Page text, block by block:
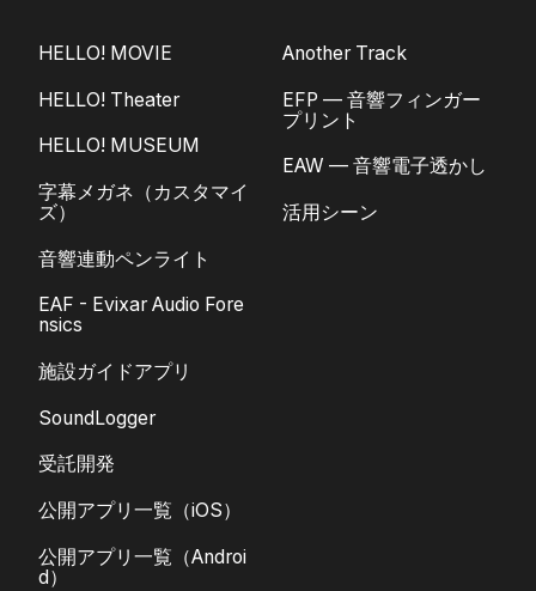
HELLO! MOVIE
HELLO! Theater
HELLO! MUSEUM
字幕メガネ（カスタマイ
ズ）
音響連動ペンライト
EAF - Evixar Audio Fore
nsics
施設ガイドアプリ
SoundLogger
受託開発
公開アプリ一覧（iOS）
公開アプリ一覧（Androi
d）
Another Track
EFP — 音響フィンガー
プリント
EAW — 音響電子透かし
活用シーン